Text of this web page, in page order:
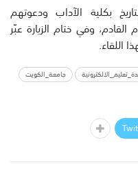
بكلية الآداب ودعوتهم
وفي ختام الزيارة عبّر
اللقاء.
جامعة_الكويت